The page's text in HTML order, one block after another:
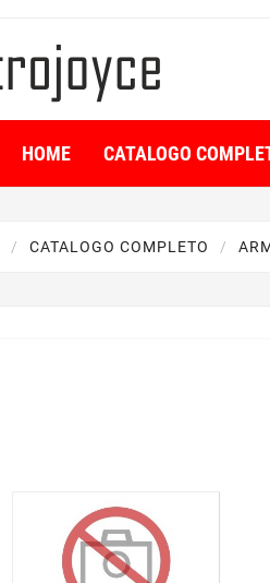
HOME CATALOGO
CATALOGO COMPLETO